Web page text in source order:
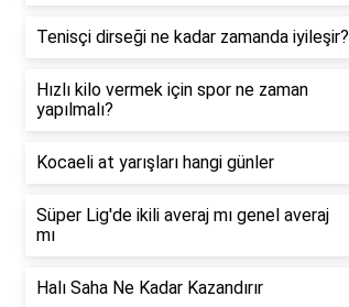
Tenisçi dirseği ne kadar zamanda iyileşir?
Hızlı kilo vermek için spor ne zaman
yapılmalı?
Kocaeli at yarışları hangi günler
Süper Lig'de ikili averaj mı genel averaj
mı
Halı Saha Ne Kadar Kazandırır